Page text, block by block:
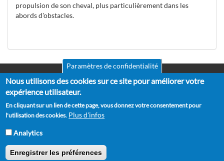
propulsion de son cheval, plus particulièrement dans les
abords d'obstacles.
Pied
de
page
Mentions légales
CGV
Politique de confidentialité
Politique de cookies
Contact
Paramètres de confidentialité
Nous utilisons des cookies sur ce site pour améliorer votre
expérience utilisateur.
En cliquant sur un lien de cette page, vous donnez votre consentement pour
l'utilisation des cookies. Plus d'infos
Analytics
Enregistrer les préférences